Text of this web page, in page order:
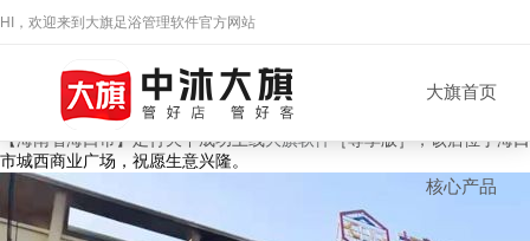
HI，欢迎来到大旗足浴管理软件官方网站
大旗首页
核心产品
大旗持续19年，为全国30000+足浴门店
【海南 海口】足行天下
时间：2021-12-13 来源：本站 浏览数：588
【海南省海口市】足行天下成功上线大旗软件［尊享版］，该店位于海口
市城西商业广场，祝愿生意兴隆。
138****1887
16分钟前